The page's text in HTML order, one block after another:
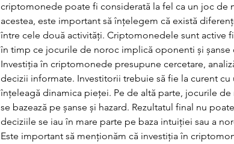
criptomonede poate fi considerată la fel ca un joc de
acestea, este important să înțelegem că există
între cele două activități. Criptomonedele sunt active
în timp ce jocurile de noroc implică oponenti și șanse
Investiția în criptomonede presupune cercetare,
decizii informate. Investitorii trebuie să fie la curent cu
înțeleagă dinamica pieței. Pe de altă parte, jocurile
se bazează pe șanse și hazard. Rezultatul final nu
deciziile se iau în mare parte pe baza intuiției sau a
Este important să menționăm că investiția în